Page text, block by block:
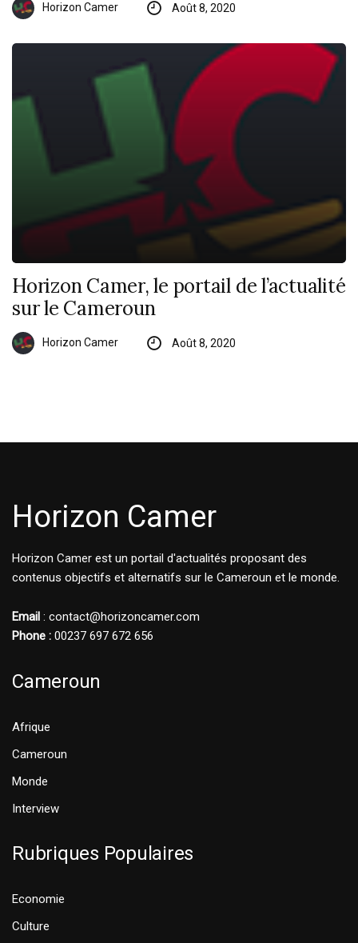
Horizon Camer Août 8, 2020
Horizon Camer, le portail de l’actualité
sur le Cameroun
Horizon Camer Août 8, 2020
Horizon Camer
Horizon Camer est un portail d'actualités proposant des
contenus objectifs et alternatifs sur le Cameroun et le monde.
Email : contact@horizoncamer.com
Phone : 00237 697 672 656
Cameroun
Afrique
Cameroun
Monde
Interview
Rubriques Populaires
Economie
Culture